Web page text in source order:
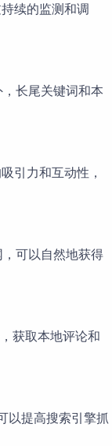
续的监测和调
长尾关键词和本
引力和互动性，
可以自然地获得
获取本地评论和
以提高搜索引擎抓